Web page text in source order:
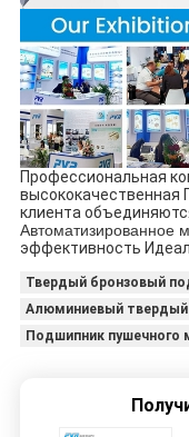
Профессиональная
высококачественная
клиента
Автоматизированное
эффективность
Твердый бронзовый
Алюминиевый твердый
Подшипник пушечного